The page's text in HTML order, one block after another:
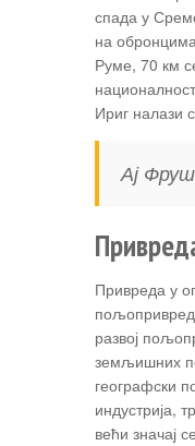
спада у
на
Руме, 70 км
Ириг налази
Ај
Привреда у
развој
земљишних
географски
индустрија,
већи значај